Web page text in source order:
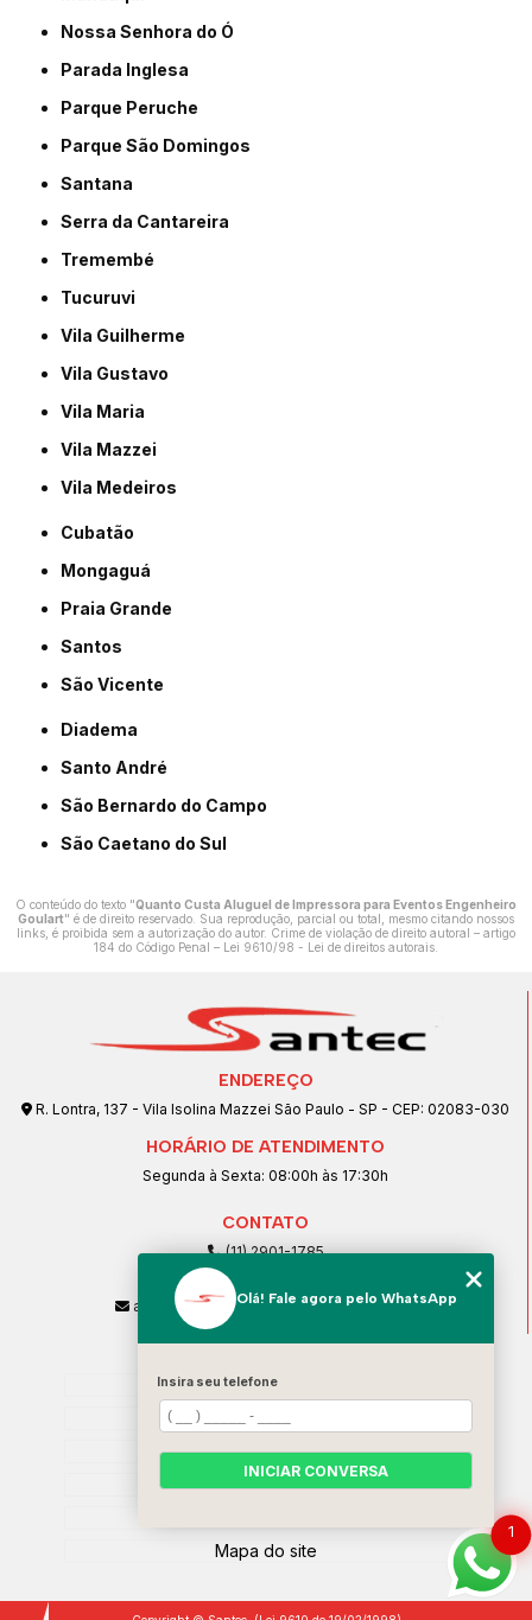
Nossa Senhora do Ó
Parada Inglesa
Parque Peruche
Parque São Domingos
Santana
Serra da Cantareira
Tremembé
Tucuruvi
Vila Guilherme
Vila Gustavo
Vila Maria
Vila Mazzei
Vila Medeiros
Cubatão
Mongaguá
Praia Grande
Santos
São Vicente
Diadema
Santo André
São Bernardo do Campo
São Caetano do Sul
O conteúdo do texto "Quanto Custa Aluguel de Impressora para Eventos Engenheiro
Goulart" é de direito reservado. Sua reprodução, parcial ou total, mesmo citando nossos
links, é proibida sem a autorização do autor. Crime de violação de direito autoral – artigo
184 do Código Penal – Lei 9610/98 - Lei de direitos autorais
ENDEREÇO
R. Lontra, 137 - Vila Isolina Mazzei São Paulo - SP - CEP: 02083-030
HORÁRIO DE ATENDIMENTO
Segunda à Sexta: 08:00h às 17:30h
CONTATO
(11) 2901-1785
(11) 99239-1832
atendimento@santeccopiadoras.com.br
Home
Empresa
SERVIÇOS
Contato
Mapa do site
1
Olá! Fale agora pelo WhatsApp
Insira seu telefone
INICIAR CONVERSA